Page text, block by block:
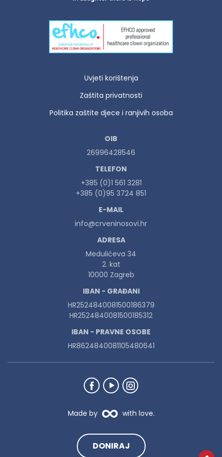
Uvjeti korištenja
Zaštita privatnosti
Politika zaštite djece i ranjivih osoba
OIB
26996428546
TELEFON
+385 (0)1 561 3281
+385 (0)95 3724 851
E-MAIL
info@crveninosovi.hr
ADRESA
Medulićeva 34
2. kat
10000 Zagreb
IBAN - GRAĐANI
HR2524840081500186379
HR2524840081500185312
IBAN - PRAVNE OSOBE
HR8624840081105480641
Made by with love.
DONIRAJ